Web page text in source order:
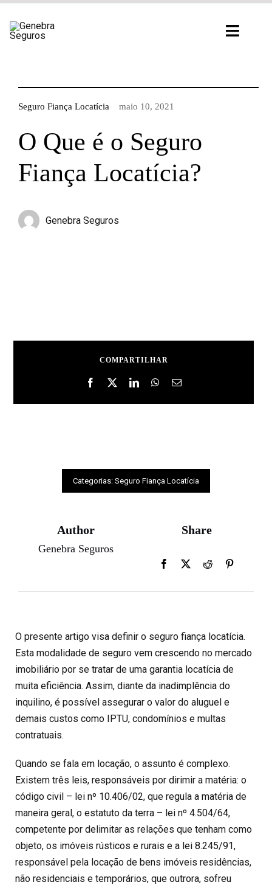
para
Seguro Fiança Locatícia maio 10, 2021
O Que é o Seguro
Fiança Locatícia?
Genebra Seguros
COMPARTILHAR
Categorias: Seguro Fiança Locatícia
Author
Genebra Seguros
Share
O presente artigo visa definir o seguro fiança locatícia.
Esta modalidade de seguro vem crescendo no mercado
imobiliário por se tratar de uma garantia locatícia de
muita eficiência. Assim, diante da inadimplência do
inquilino, é possível assegurar o valor do aluguel e
demais custos como IPTU, condomínios e multas
contratuais.
Quando se fala em locação, o assunto é complexo.
Existem três leis, responsáveis por dirimir a matéria: o
código civil – lei nº 10.406/02, que regula a matéria de
maneira geral, o estatuto da terra – lei nº 4.504/64,
competente por delimitar as relações que tenham como
objeto, os imóveis rústicos e rurais e a lei 8.245/91,
responsável pela locação de bens imóveis residências,
não residenciais e temporários, que outrora, sofreu